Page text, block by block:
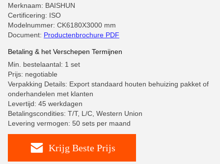
Merknaam: BAISHUN
Certificering: ISO
Modelnummer: CK6180X3000 mm
Document: Productenbrochure PDF
Betaling & het Verschepen Termijnen
Min. bestelaantal: 1 set
Prijs: negotiable
Verpakking Details: Export standaard houten behuizing pakket of
onderhandelen met klanten
Levertijd: 45 werkdagen
Betalingscondities: T/T, L/C, Western Union
Levering vermogen: 50 sets per maand
Krijg Beste Prijs